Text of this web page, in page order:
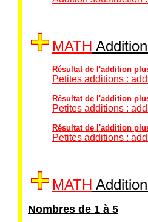
MATH
Résultat de l'addition
Petites additions :
Résultat de l'addition
Petites additions :
Résultat de l'addition
Petites additions :
MATH
Nombres de 1 à 5